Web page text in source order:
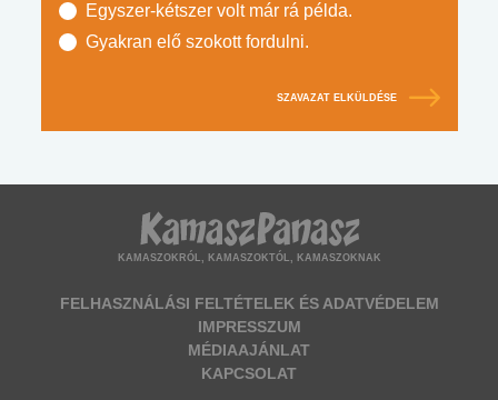
Egyszer-kétszer volt már rá példa.
Gyakran elő szokott fordulni.
SZAVAZAT ELKÜLDÉSE
KAMASZOKRÓL, KAMASZOKTÓL, KAMASZOKNAK
FELHASZNÁLÁSI FELTÉTELEK ÉS ADATVÉDELEM
IMPRESSZUM
MÉDIAAJÁNLAT
KAPCSOLAT